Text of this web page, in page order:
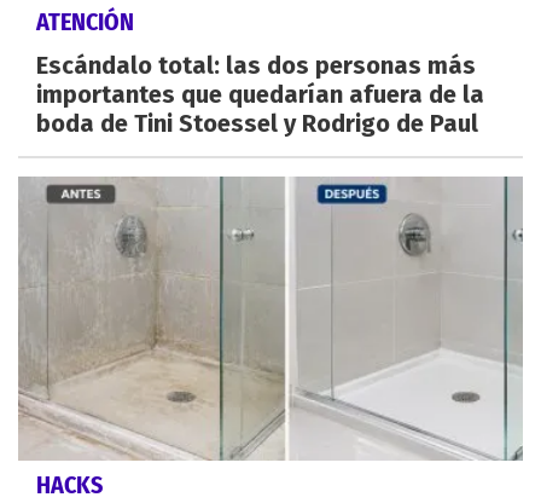
ATENCIÓN
Escándalo total: las dos personas más
importantes que quedarían afuera de la
boda de Tini Stoessel y Rodrigo de Paul
HACKS